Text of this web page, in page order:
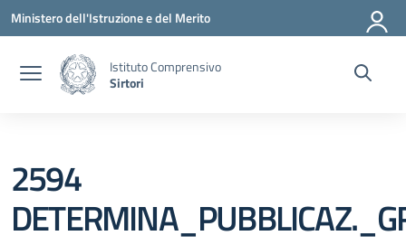
Vai ai contenuti
Vai al menu di navigazione
Vai al footer
Ministero dell'Istruzione e del Merito
Istituto Comprensivo
Sirtori
2594